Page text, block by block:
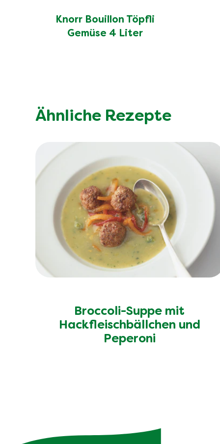
Knorr Bouillon Töpfli
Gemüse 4 Liter
Ähnliche Rezepte
Broccoli-Suppe mit
Hackfleischbällchen und
Peperoni